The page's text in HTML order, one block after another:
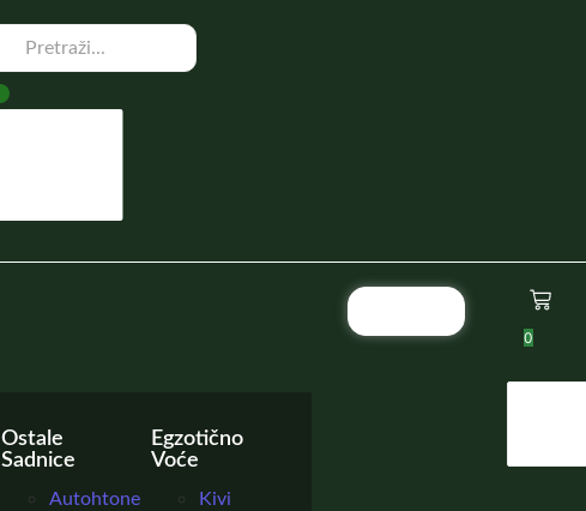
Ostale
Sadnice
Autohtone
Egzotično
Voće
Kivi
0